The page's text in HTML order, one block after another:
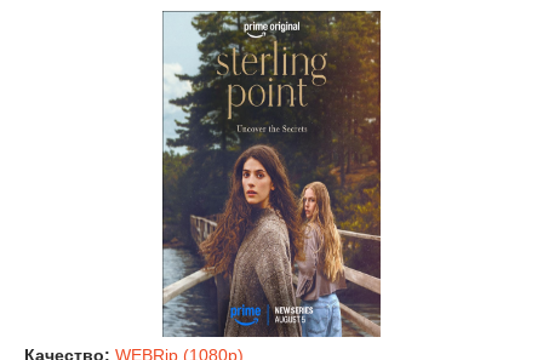
Качество: WEBRip (1080p)